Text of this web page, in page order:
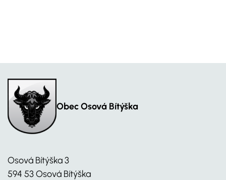
Obec Osová Bítýška
Osová Bítýška 3
594 53 Osová Bítýška